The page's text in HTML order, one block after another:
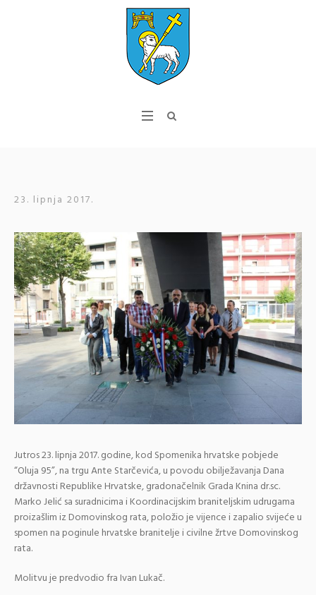
23. lipnja 2017.
Jutros 23. lipnja 2017. godine, kod Spomenika hrvatske pobjede
“Oluja 95”, na trgu Ante Starčevića, u povodu obilježavanja Dana
državnosti Republike Hrvatske, gradonačelnik Grada Knina dr.sc.
Marko Jelić sa suradnicima i Koordinacijskim braniteljskim udrugama
proizašlim iz Domovinskog rata, položio je vijence i zapalio svijeće u
spomen na poginule hrvatske branitelje i civilne žrtve Domovinskog
rata.
Molitvu je predvodio fra Ivan Lukač.